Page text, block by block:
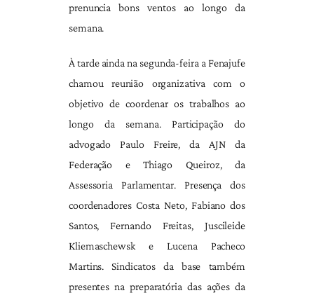
prenuncia bons ventos ao longo da
semana.
À tarde ainda na segunda-feira a Fenajufe
chamou reunião organizativa com o
objetivo de coordenar os trabalhos ao
longo da semana. Participação do
advogado Paulo Freire, da AJN da
Federação e Thiago Queiroz, da
Assessoria Parlamentar. Presença dos
coordenadores Costa Neto, Fabiano dos
Santos, Fernando Freitas, Juscileide
Kliemaschewsk e Lucena Pacheco
Martins. Sindicatos da base também
presentes na preparatória das ações da